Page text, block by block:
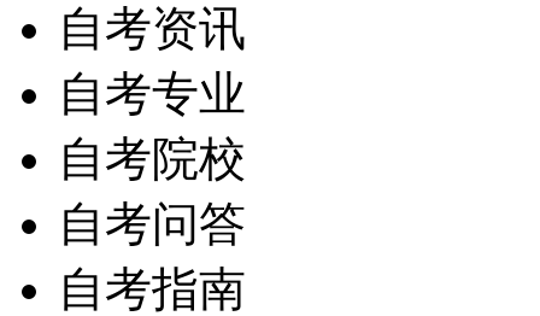
自考资讯
自考专业
自考院校
自考问答
自考指南